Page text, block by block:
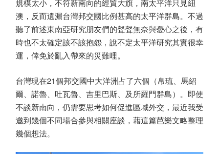
規模太小，不符新南向的經貿大旗，南太平洋只見紐
澳，反而遺漏台灣邦交國比例甚高的太平洋群島。不過
聽了前述東南亞研究朋友們的聲聲無奈與憂心之後，有
時也不太確定該不該抱怨，說不定太平洋研究其實很幸
運，倖免於亂入帶來的災難哩。
台灣現在21個邦交國中大洋洲占了六個（帛琉、馬紹
爾、諾魯、吐瓦魯、吉里巴斯、及所羅門群島）。即使
不談新南向，仍需要思考如何促進區域外交，最近我受
邀到幾個不同場合參與相關座談，藉這篇芭樂文略整理
幾個想法。